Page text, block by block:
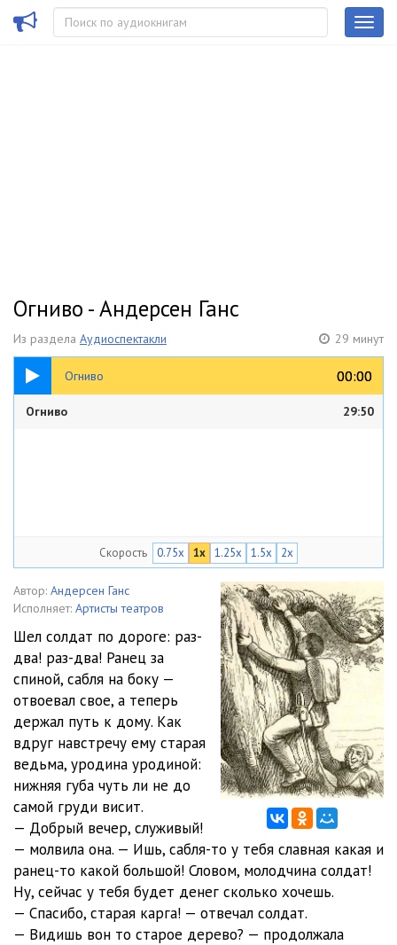
Огниво - Андерсен Ганс
Из раздела Аудиоспектакли 29 минут
Огниво 00:00
00:00
29:50
Огниво 29:50
Скорость 0.75x 1x 1.25x 1.5x 2x
Автор: Андерсен Ганс
Исполняет: Артисты театров
Шел солдат по дороге: раз-
два! раз-два! Ранец за
спиной, сабля на боку —
отвоевал свое, а теперь
держал путь к дому. Как
вдруг навстречу ему старая
ведьма, уродина уродиной:
нижняя губа чуть ли не до
самой груди висит.
— Добрый вечер, служивый!
— молвила она. — Ишь, сабля-то у тебя славная какая и
ранец-то какой большой! Словом, молодчина солдат!
Ну, сейчас у тебя будет денег сколько хочешь.
— Спасибо, старая карга! — отвечал солдат.
— Видишь вон то старое дерево? — продолжала